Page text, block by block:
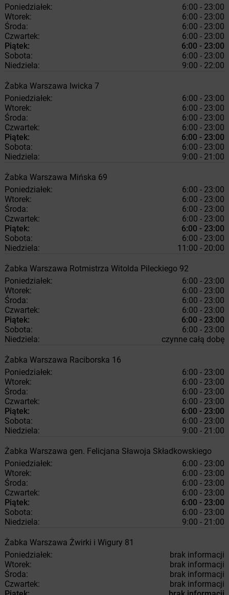
Poniedziałek:
6:00 - 23:00
Wtorek:
6:00 - 23:00
Środa:
6:00 - 23:00
Czwartek:
6:00 - 23:00
Piątek:
6:00 - 23:00
Sobota:
6:00 - 23:00
Niedziela:
9:00 - 22:00
Żabka Warszawa Iwicka 7
Poniedziałek:
6:00 - 23:00
Wtorek:
6:00 - 23:00
Środa:
6:00 - 23:00
Czwartek:
6:00 - 23:00
Piątek:
6:00 - 23:00
Sobota:
6:00 - 23:00
Niedziela:
9:00 - 21:00
Żabka Warszawa Mińska 69
Poniedziałek:
6:00 - 23:00
Wtorek:
6:00 - 23:00
Środa:
6:00 - 23:00
Czwartek:
6:00 - 23:00
Piątek:
6:00 - 23:00
Sobota:
6:00 - 23:00
Niedziela:
11:00 - 20:00
Żabka Warszawa Rotmistrza Witolda Pileckiego 92
Poniedziałek:
6:00 - 23:00
Wtorek:
6:00 - 23:00
Środa:
6:00 - 23:00
Czwartek:
6:00 - 23:00
Piątek:
6:00 - 23:00
Sobota:
6:00 - 23:00
Niedziela:
czynne całą dobę
Żabka Warszawa Raciborska 16
Poniedziałek:
6:00 - 23:00
Wtorek:
6:00 - 23:00
Środa:
6:00 - 23:00
Czwartek:
6:00 - 23:00
Piątek:
6:00 - 23:00
Sobota:
6:00 - 23:00
Niedziela:
9:00 - 21:00
Żabka Warszawa gen. Felicjana Sławoja Składkowskiego
Poniedziałek:
6:00 - 23:00
Wtorek:
6:00 - 23:00
Środa:
6:00 - 23:00
Czwartek:
6:00 - 23:00
Piątek:
6:00 - 23:00
Sobota:
6:00 - 23:00
Niedziela:
9:00 - 21:00
Żabka Warszawa Żwirki i Wigury 81
Poniedziałek:
brak informacji
Wtorek:
brak informacji
Środa:
brak informacji
Czwartek:
brak informacji